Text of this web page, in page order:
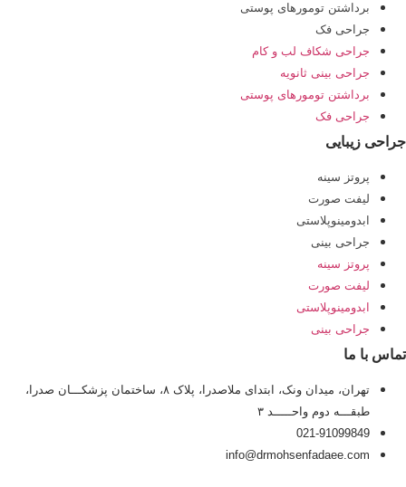
برداشتن تومورهای پوستی
جراحی فک
جراحی شکاف لب و کام
جراحی بینی ثانویه
برداشتن تومورهای پوستی
جراحی فک
جراحی زیبایی
پروتز سینه
لیفت صورت
ابدومینوپلاستی
جراحی بینی
پروتز سینه
لیفت صورت
ابدومینوپلاستی
جراحی بینی
تماس با ما
تهران، میدان ونک، ابتدای ملاصدرا، پلاک ۸، ساختمان پزشکـــان صدرا،
طبقـــه دوم واحـــــد ۳
021-91099849
info@drmohsenfadaee.com